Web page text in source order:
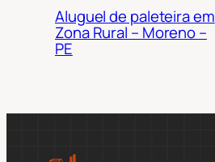
Aluguel de paleteira em
Zona Rural – Moreno –
PE